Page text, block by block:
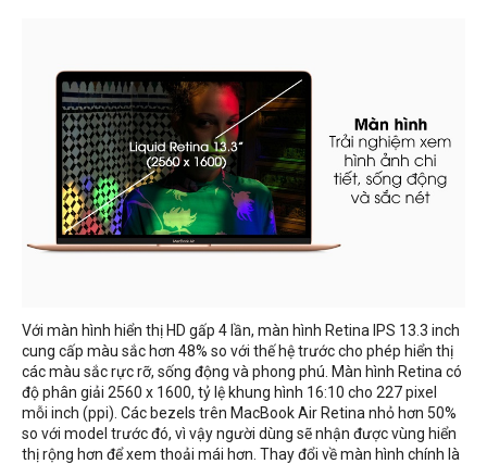
Với màn hình hiển thị HD gấp 4 lần, màn hình Retina IPS 13.3 inch
cung cấp màu sắc hơn 48% so với thế hệ trước cho phép hiển thị
các màu sắc rực rỡ, sống động và phong phú. Màn hình Retina có
độ phân giải 2560 x 1600, tỷ lệ khung hình 16:10 cho 227 pixel
mỗi inch (ppi). Các bezels trên MacBook Air Retina nhỏ hơn 50%
so với model trước đó, vì vậy người dùng sẽ nhận được vùng hiển
thị rộng hơn để xem thoải mái hơn. Thay đổi về màn hình chính là